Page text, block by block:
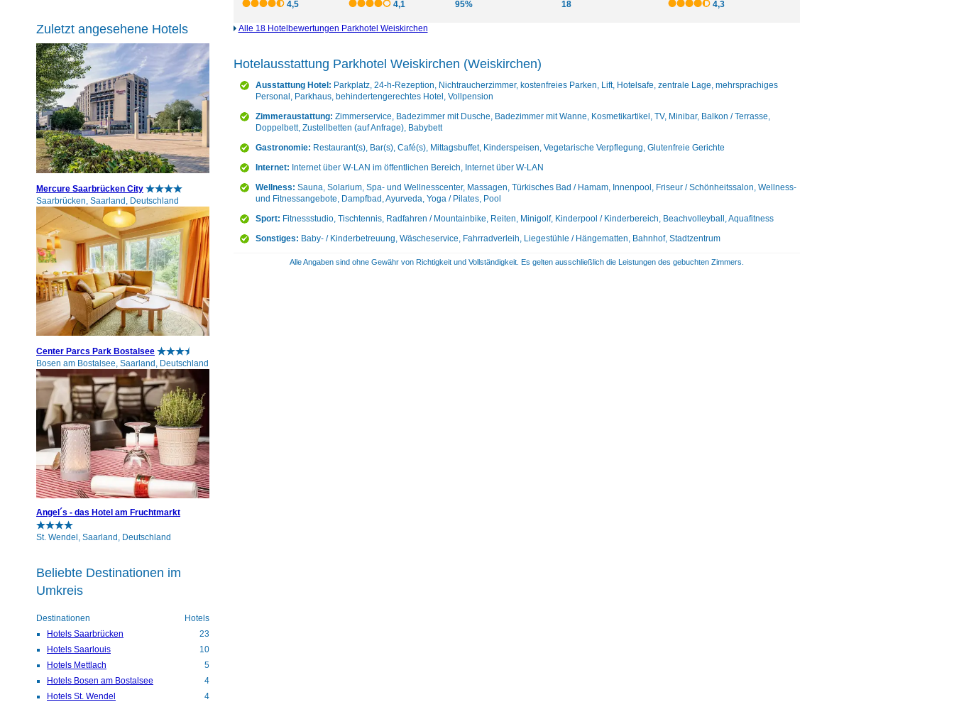
4,5
4,1
95%
18
4,3
Alle 18 Hotelbewertungen Parkhotel Weiskirchen
Hotelausstattung Parkhotel Weiskirchen (Weiskirchen)
Ausstattung Hotel: Parkplatz, 24-h-Rezeption, Nichtraucherzimmer, kostenfreies Parken, Lift, Hotelsafe, zentrale Lage, mehrsprachiges
Personal, Parkhaus, behindertengerechtes Hotel, Vollpension
Zimmeraustattung: Zimmerservice, Badezimmer mit Dusche, Badezimmer mit Wanne, Kosmetikartikel, TV, Minibar, Balkon / Terrasse,
Doppelbett, Zustellbetten (auf Anfrage), Babybett
Gastronomie: Restaurant(s), Bar(s), Café(s), Mittagsbuffet, Kinderspeisen, Vegetarische Verpflegung, Glutenfreie Gerichte
Internet: Internet über W-LAN im öffentlichen Bereich, Internet über W-LAN
Wellness: Sauna, Solarium, Spa- und Wellnesscenter, Massagen, Türkisches Bad / Hamam, Innenpool, Friseur / Schönheitssalon, Wellness-
und Fitnessangebote, Dampfbad, Ayurveda, Yoga / Pilates, Pool
Sport: Fitnessstudio, Tischtennis, Radfahren / Mountainbike, Reiten, Minigolf, Kinderpool / Kinderbereich, Beachvolleyball, Aquafitness
Sonstiges: Baby- / Kinderbetreuung, Wäscheservice, Fahrradverleih, Liegestühle / Hängematten, Bahnhof, Stadtzentrum
Alle Angaben sind ohne Gewähr von Richtigkeit und Vollständigkeit. Es gelten ausschließlich die Leistungen des gebuchten Zimmers.
Zuletzt angesehene Hotels
Mercure Saarbrücken City
Saarbrücken, Saarland, Deutschland
Center Parcs Park Bostalsee
Bosen am Bostalsee, Saarland, Deutschland
Angel´s - das Hotel am Fruchtmarkt
St. Wendel, Saarland, Deutschland
Beliebte Destinationen im
Umkreis
Destinationen
Hotels
Hotels Saarbrücken
23
Hotels Saarlouis
10
Hotels Mettlach
5
Hotels Bosen am Bostalsee
4
Hotels St. Wendel
4